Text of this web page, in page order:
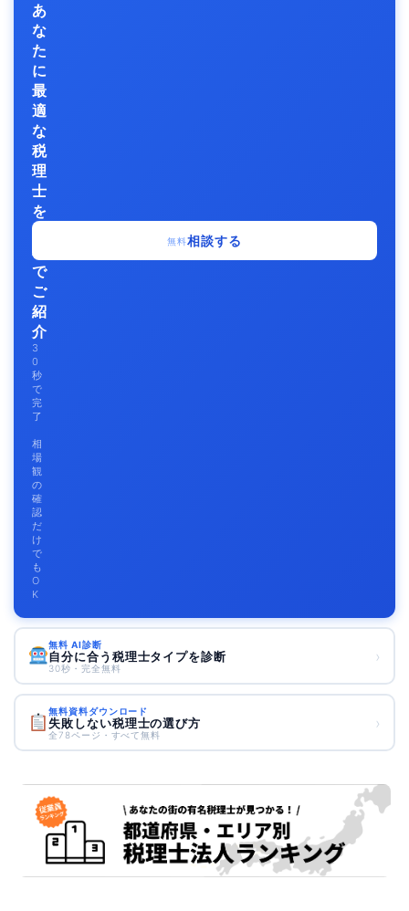
あ
な
た
に
最
適
な
税
理
士
を
無
料
で
ご
紹
介
3
0
秒
で
完
了
相
場
観
の
確
認
だ
け
で
も
O
K
無料相談する
無料 AI診断
自分に合う税理士タイプを診断
30秒・完全無料
›
無料資料ダウンロード
失敗しない税理士の選び方
全78ページ・すべて無料
›